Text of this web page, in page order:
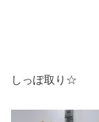
しっぽ取り☆